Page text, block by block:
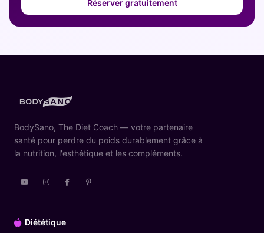
Réserver gratuitement
BodySano, The Diet Coach — votre partenaire
santé pour perdre du poids durablement grâce à
la nutrition, l'esthétique et les compléments.
Diététique